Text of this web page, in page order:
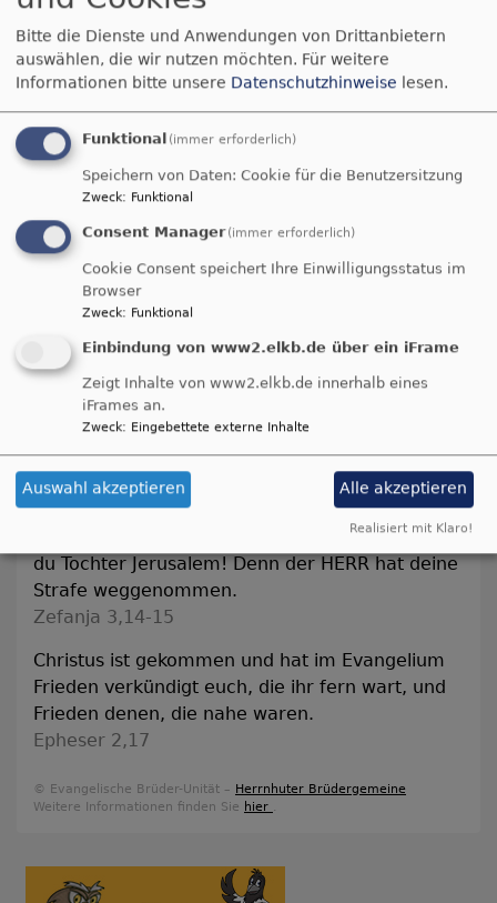
Bildrechte beim Autor
Dekanatsjugendpfarrer
Andreas Krauter
E-Mail:pfarramt.unterrodach@elkb.de
Tageslosung
Jauchze, du Tochter Zion! Frohlocke, Israel!
Freue dich und sei fröhlich von ganzem Herzen,
du Tochter Jerusalem! Denn der HERR hat deine
Strafe weggenommen.
Zefanja 3,14-15
Christus ist gekommen und hat im Evangelium
Frieden verkündigt euch, die ihr fern wart, und
Frieden denen, die nahe waren.
Epheser 2,17
© Evangelische Brüder-Unität – Herrnhuter Brüdergemeine
Weitere Informationen finden Sie hier .
Bitte die Dienste und Anwendungen von Drittanbietern
auswählen, die wir nutzen möchten. Für weitere
Informationen bitte unsere Datenschutzhinweise lesen.
Funktional (immer erforderlich)
Speichern von Daten: Cookie für die Benutzersitzung
Zweck: Funktional
Consent Manager (immer erforderlich)
Cookie Consent speichert Ihre Einwilligungsstatus im
Browser
Zweck: Funktional
Einbindung von www2.elkb.de über ein iFrame
Zeigt Inhalte von www2.elkb.de innerhalb eines
iFrames an.
Zweck: Eingebettete externe Inhalte
Auswahl akzeptieren Alle akzeptieren
Realisiert mit Klaro!